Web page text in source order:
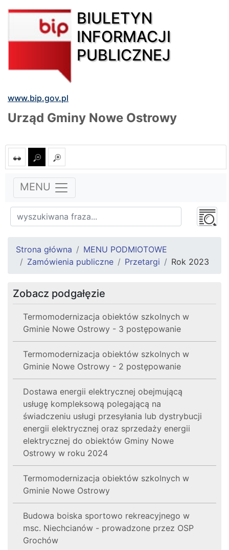
BIULETYN
INFORMACJI
PUBLICZNEJ
www.bip.gov.pl
Urząd Gminy Nowe Ostrowy
MENU
Strona główna
MENU PODMIOTOWE
Zamówienia publiczne
Przetargi Rok 2023
Zobacz podgałęzie
Termomodernizacja obiektów szkolnych w
Gminie Nowe Ostrowy - 3 postępowanie
Termomodernizacja obiektów szkolnych w
Gminie Nowe Ostrowy - 2 postępowanie
Dostawa energii elektrycznej obejmującą
usługę kompleksową polegającą na
świadczeniu usługi przesyłania lub dystrybucji
energii elektrycznej oraz sprzedaży energii
elektrycznej do obiektów Gminy Nowe
Ostrowy w roku 2024
Termomodernizacja obiektów szkolnych w
Gminie Nowe Ostrowy
Budowa boiska sportowo rekreacyjnego w
msc. Niechcianów - prowadzone przez OSP
Grochów